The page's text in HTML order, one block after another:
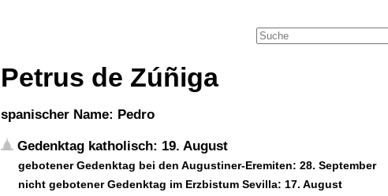
Petrus de Zúñiga
spanischer Name: Pedro
Gedenktag katholisch: 19. August
gebotener Gedenktag bei den Augustiner-Eremiten: 28. September
nicht gebotener Gedenktag im Erzbistum Sevilla: 17. August